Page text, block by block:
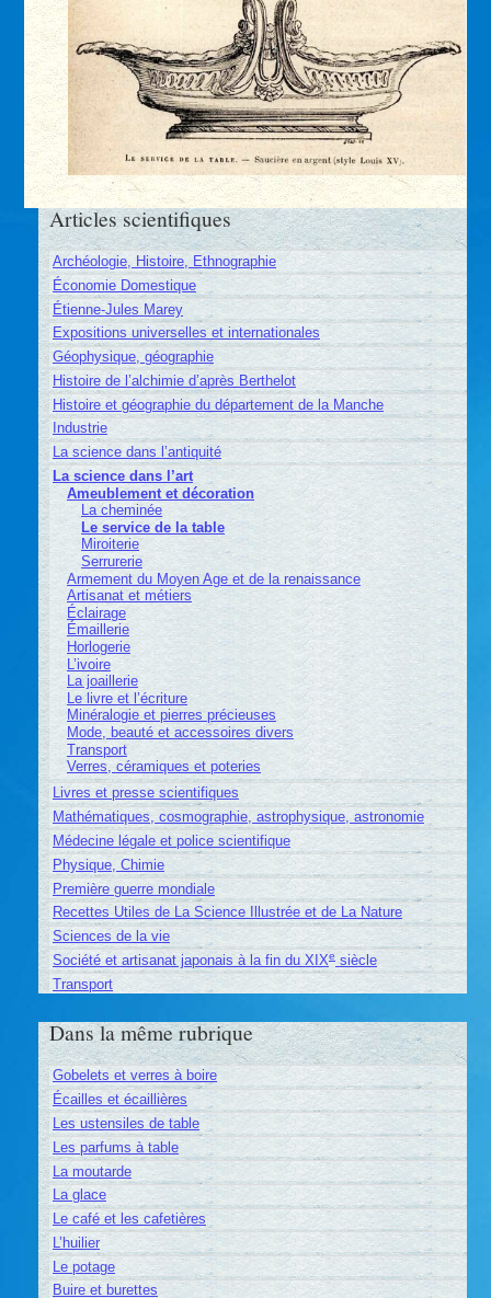
Articles scientifiques
Archéologie, Histoire, Ethnographie
Économie Domestique
Étienne-Jules Marey
Expositions universelles et internationales
Géophysique, géographie
Histoire de l’alchimie d’après Berthelot
Histoire et géographie du département de la Manche
Industrie
La science dans l’antiquité
La science dans l’art
Ameublement et décoration
La cheminée
Le service de la table
Miroiterie
Serrurerie
Armement du Moyen Age et de la renaissance
Artisanat et métiers
Éclairage
Émaillerie
Horlogerie
L’ivoire
La joaillerie
Le livre et l’écriture
Minéralogie et pierres précieuses
Mode, beauté et accessoires divers
Transport
Verres, céramiques et poteries
Livres et presse scientifiques
Mathématiques, cosmographie, astrophysique, astronomie
Médecine légale et police scientifique
Physique, Chimie
Première guerre mondiale
Recettes Utiles de La Science Illustrée et de La Nature
Sciences de la vie
Société et artisanat japonais à la fin du XIXesiècle
Transport
Dans la même rubrique
Gobelets et verres à boire
Écailles et écaillières
Les ustensiles de table
Les parfums à table
La moutarde
La glace
Le café et les cafetières
L’huilier
Le potage
Buire et burettes